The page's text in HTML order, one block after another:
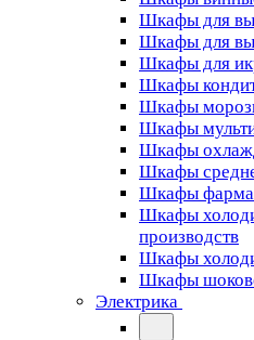
Шкафы для
Шкафы для
Шкафы для
Шкафы
Шкафы
Шкафы
Шкафы
Шкафы
Шкафы
Шкафы
производств
Шкафы
Шкафы
Электрика